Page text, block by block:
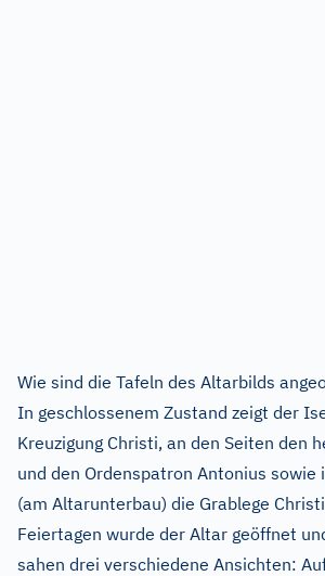
Wie sind die Tafeln des Altarbilds
In geschlossenem Zustand zeigt der
Kreuzigung Christi, an den Seiten den
und den Ordenspatron Antonius sowie
(am Altarunterbau) die Grablege
Feiertagen wurde der Altar geöffnet
sahen drei verschiedene Ansichten: